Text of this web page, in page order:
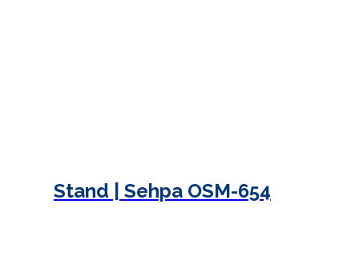
Stand | Sehpa OSM-654